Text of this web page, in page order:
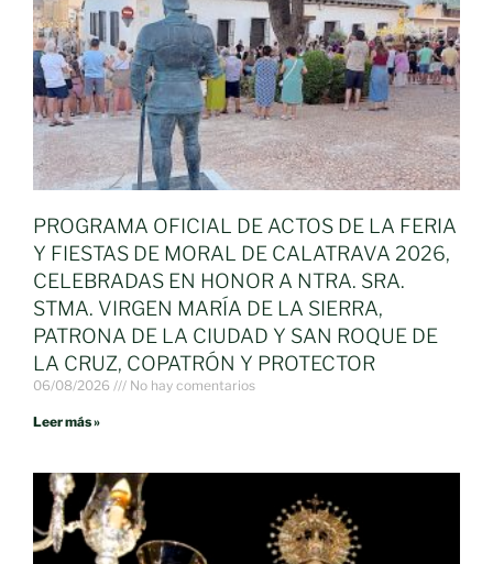
PROGRAMA OFICIAL DE ACTOS DE LA FERIA
Y FIESTAS DE MORAL DE CALATRAVA 2026,
CELEBRADAS EN HONOR A NTRA. SRA.
STMA. VIRGEN MARÍA DE LA SIERRA,
PATRONA DE LA CIUDAD Y SAN ROQUE DE
LA CRUZ, COPATRÓN Y PROTECTOR
06/08/2026 No hay comentarios
Leer más »